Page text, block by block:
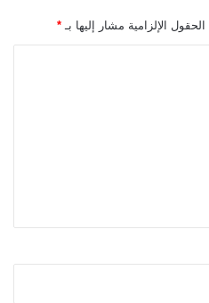
الحقول الإلزامية مشار إليها بـ *